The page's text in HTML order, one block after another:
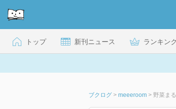
トップ 新刊ニュース ランキン
ブクログ > meeeroom > 野菜ま